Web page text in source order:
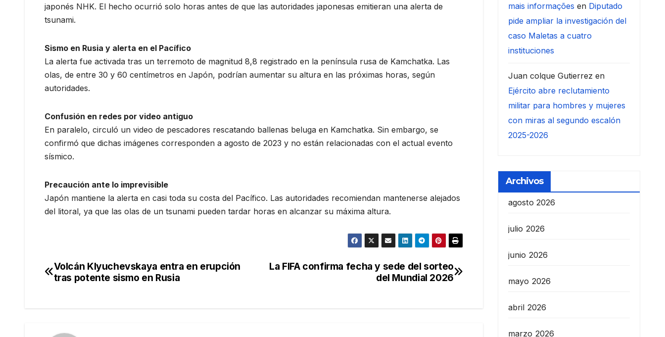
japonés NHK. El hecho ocurrió solo horas antes de que las autoridades japonesas emitieran una alerta de
tsunami.
Sismo en Rusia y alerta en el Pacífico
La alerta fue activada tras un terremoto de magnitud 8,8 registrado en la península rusa de Kamchatka. Las
olas, de entre 30 y 60 centímetros en Japón, podrían aumentar su altura en las próximas horas, según
autoridades.
Confusión en redes por video antiguo
En paralelo, circuló un video de pescadores rescatando ballenas beluga en Kamchatka. Sin embargo, se
confirmó que dichas imágenes corresponden a agosto de 2023 y no están relacionadas con el actual evento
sísmico.
Precaución ante lo imprevisible
Japón mantiene la alerta en casi toda su costa del Pacífico. Las autoridades recomiendan mantenerse alejados
del litoral, ya que las olas de un tsunami pueden tardar horas en alcanzar su máxima altura.
Navegación
La FIFA confirma fecha y sede del sorteo
del Mundial 2026
Volcán Klyuchevskaya entra en erupción
tras potente sismo en Rusia
mais informações en Diputado
pide ampliar la investigación del
caso Maletas a cuatro
instituciones
Juan colque Gutierrez en
Ejército abre reclutamiento
militar para hombres y mujeres
con miras al segundo escalón
2025-2026
Archivos
agosto 2026
julio 2026
junio 2026
mayo 2026
abril 2026
marzo 2026